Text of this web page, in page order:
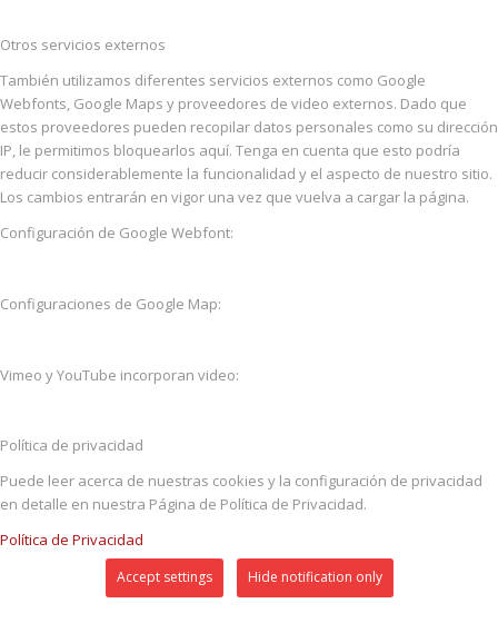
Otros servicios externos
También utilizamos diferentes servicios externos como Google
Webfonts, Google Maps y proveedores de video externos. Dado que
estos proveedores pueden recopilar datos personales como su dirección
IP, le permitimos bloquearlos aquí. Tenga en cuenta que esto podría
reducir considerablemente la funcionalidad y el aspecto de nuestro sitio.
Los cambios entrarán en vigor una vez que vuelva a cargar la página.
Configuración de Google Webfont:
Configuraciones de Google Map:
Vimeo y YouTube incorporan video:
Política de privacidad
Puede leer acerca de nuestras cookies y la configuración de privacidad
en detalle en nuestra Página de Política de Privacidad.
Política de Privacidad
Accept settings Hide notification only